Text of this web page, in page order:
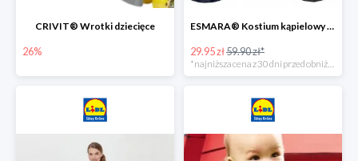
CRIVIT® Wrotki dziecięce
26%
ESMARA® Kostium kąpielowy ciążowy lub tankini ciążowe -50%
29.95 zł59.90 zł*